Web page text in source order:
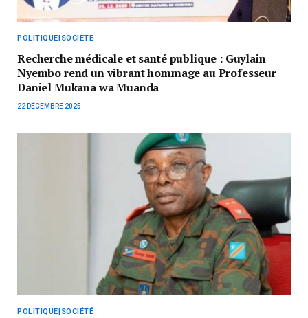
POLITIQUE|SOCIÉTÉ
Recherche médicale et santé publique : Guylain
Nyembo rend un vibrant hommage au Professeur
Daniel Mukana wa Muanda
22 DÉCEMBRE 2025
POLITIQUE|SOCIÉTÉ